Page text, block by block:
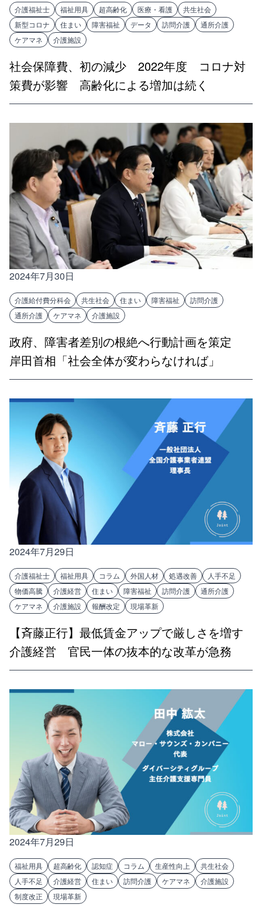
介護福祉士 福祉用具 超高齢化 医療・看護
共生社会
新型コロナ
住まい 障害福祉 データ 訪問介護
通所介護
ケアマネ
介護施設
社会保障費、初の減少 2022年度 コロナ対
策費が影響 高齢化による増加は続く
2024年7月30日
介護給付費分科会 共生社会 住まい 障害福祉
訪問介護
通所介護
ケアマネ 介護施設
政府、障害者差別の根絶へ行動計画を策定
岸田首相「社会全体が変わらなければ」
2024年7月29日
介護福祉士 福祉用具 コラム 外国人材 処遇改善
人手不足
物価高騰
介護経営 住まい 障害福祉 訪問介護
通所介護
ケアマネ
介護施設 報酬改定 現場革新
【斉藤正行】最低賃金アップで厳しさを増す
介護経営 官民一体の抜本的な改革が急務
2024年7月29日
福祉用具 超高齢化 認知症 コラム 生産性向上
共生社会
人手不足
介護経営 住まい 訪問介護 ケアマネ
介護施設
制度改正
現場革新